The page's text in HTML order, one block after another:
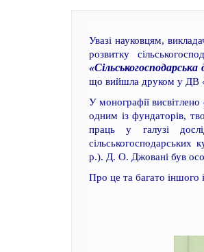
Увазі науковцям,
розвитку
що вийшла друком у ДВ
У монографії висвітлено
одним із фундаторів,
праць у галузі
сільськогосподарських
р.). Д. О. Джовані був
Про це та багато іншого